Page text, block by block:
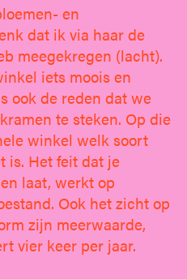
en
dat ik via haar de
meegekregen (lacht).
iets moois en
ook de reden dat we
te steken. Op die
winkel welk soort
is. Het feit dat je
laat, werkt op
Ook het zicht op
zijn meerwaarde,
vier keer per jaar.